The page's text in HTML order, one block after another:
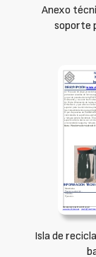
Anexo
soporte
Isla de